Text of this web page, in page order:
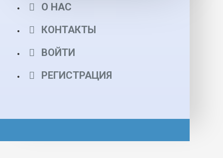
О НАС
КОНТАКТЫ
ВОЙТИ
РЕГИСТРАЦИЯ